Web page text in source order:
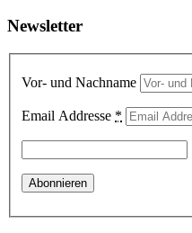
Newsletter
Vor- und Nachname
Email Addresse *